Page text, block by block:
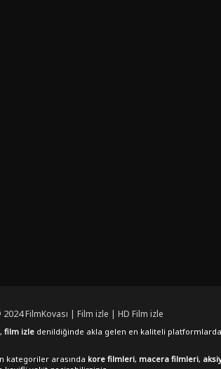
FilmKovası | Film izle | HD Film izle
film izle denildiğinde akla gelen en kaliteli
kategoriler arasında kore filmleri, macera filmleri,